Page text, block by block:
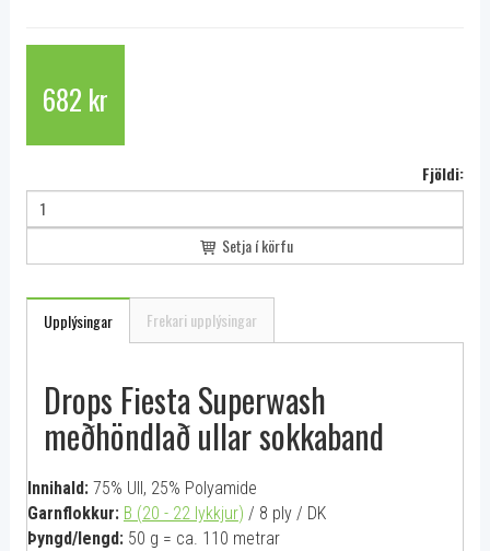
682 kr
Fjöldi:
Setja í körfu
Upplýsingar Frekari upplýsingar
Drops Fiesta Superwash
meðhöndlað ullar sokkaband
Innihald:75% Ull, 25% Polyamide
Garnflokkur: B (20 - 22 lykkjur) / 8 ply / DK
Þyngd/lengd:50 g = ca. 110 metrar